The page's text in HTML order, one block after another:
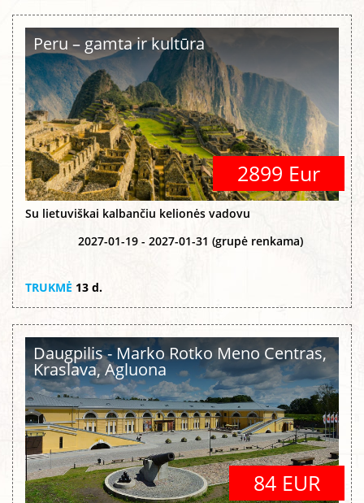
Peru – gamta ir kultūra
2899 Eur
Su lietuviškai kalbančiu kelionės vadovu
2027-01-19 - 2027-01-31 (grupė renkama)
TRUKMĖ 13 d.
Daugpilis - Marko Rotko Meno Centras,
Kraslava, Agluona
84 EUR